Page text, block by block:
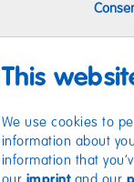
This
We use cookies to
information about
information that